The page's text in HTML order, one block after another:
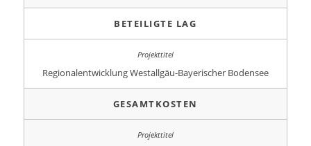
BETEILIGTE LAG
Regionalentwicklung Westallgäu-Bayerischer Bodensee
GESAMTKOSTEN